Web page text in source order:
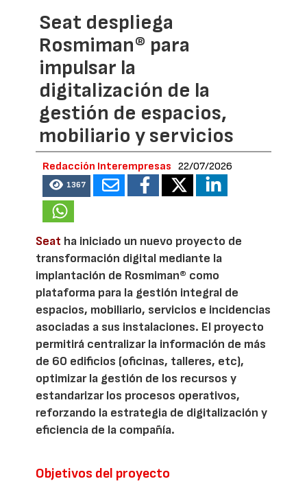
Seat despliega
Rosmiman® para
impulsar la
digitalización de la
gestión de espacios,
mobiliario y servicios
Redacción Interempresas 22/07/2026
1367
Seat ha iniciado un nuevo proyecto de
transformación digital mediante la
implantación de Rosmiman® como
plataforma para la gestión integral de
espacios, mobiliario, servicios e incidencias
asociadas a sus instalaciones. El proyecto
permitirá centralizar la información de más
de 60 edificios (oficinas, talleres, etc),
optimizar la gestión de los recursos y
estandarizar los procesos operativos,
reforzando la estrategia de digitalización y
eficiencia de la compañía.
Objetivos del proyecto